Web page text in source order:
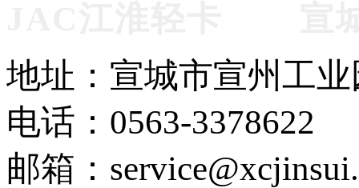
地址：宣城市宣州工
电话：0563-3378622
邮箱：